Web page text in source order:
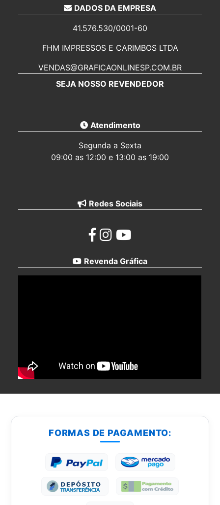
PALHOÇA
PASTAS PERSONALIZADAS PARA REVENDA EM
Balcão de retirada
Fale Conosco
DADOS DA EMPRESA
41.576.530/0001-60
FHM IMPRESSOS E CARIMBOS LTDA
VENDAS@GRAFICAONLINESP.COM.BR
SEJA NOSSO REVENDEDOR
Atendimento
Segunda a Sexta
09:00 as 12:00 e 13:00 as 19:00
Redes Sociais
Revenda Gráfica
FORMAS DE PAGAMENTO: